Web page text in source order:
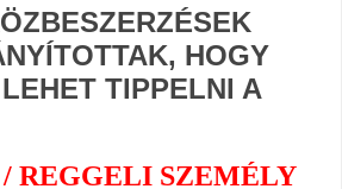
HOGY
TIPPELNI A
REGGELI SZEMÉLY